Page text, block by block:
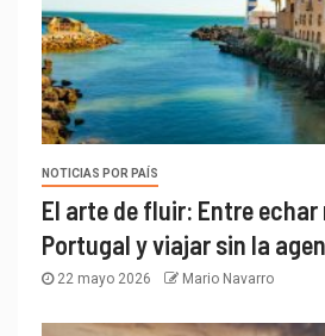
NOTICIAS POR PAÍS
El arte de fluir: Entre echar
Portugal y viajar sin la
22 mayo 2026 Mario Navarro